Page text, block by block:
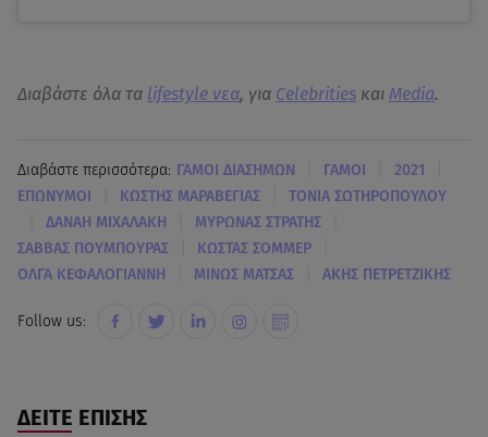
Διαβάστε όλα τα lifestyle νεα, για Celebrities και Media.
Διαβάστε περισσότερα: ΓΑΜΟΙ ΔΙΑΣΗΜΩΝ ΓΑΜΟΙ 2021
ΕΠΩΝΥΜΟΙ ΚΩΣΤΗΣ ΜΑΡΑΒΕΓΙΑΣ ΤΟΝΙΑ ΣΩΤΗΡΟΠΟΥΛΟΥ
ΔΑΝΑΗ ΜΙΧΑΛΑΚΗ ΜΥΡΩΝΑΣ ΣΤΡΑΤΗΣ
ΣΑΒΒΑΣ ΠΟΥΜΠΟΥΡΑΣ ΚΩΣΤΑΣ ΣΟΜΜΕΡ
ΟΛΓΑ ΚΕΦΑΛΟΓΙΑΝΝΗ ΜΙΝΩΣ ΜΑΤΣΑΣ ΑΚΗΣ ΠΕΤΡΕΤΖΙΚΗΣ
Follow us:
ΔΕΙΤΕ ΕΠΙΣΗΣ